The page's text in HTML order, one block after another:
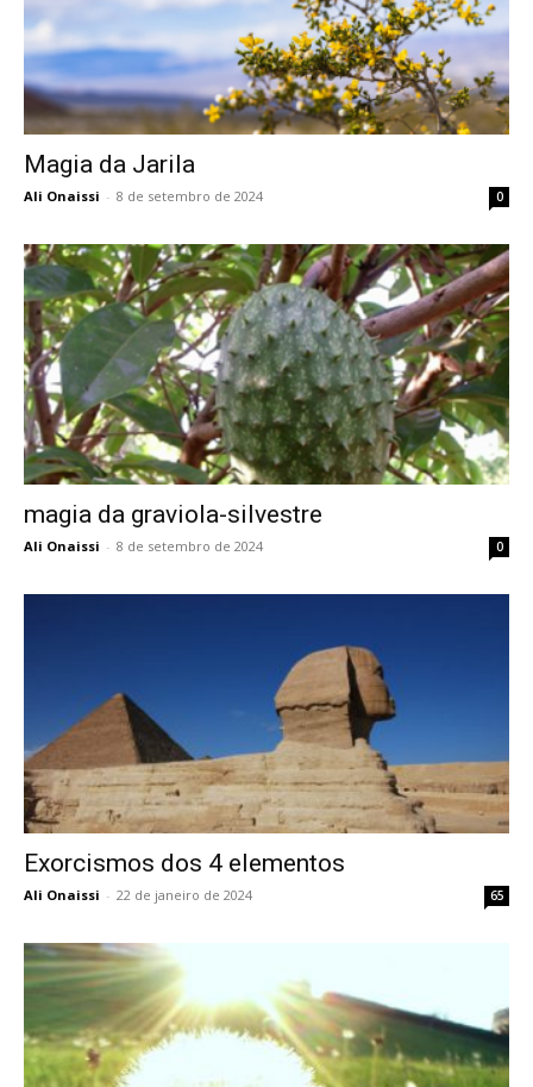
Magia da Jarila
Ali Onaissi - 8 de setembro de 2024 0
magia da graviola-silvestre
Ali Onaissi - 8 de setembro de 2024 0
Exorcismos dos 4 elementos
Ali Onaissi - 22 de janeiro de 2024 65